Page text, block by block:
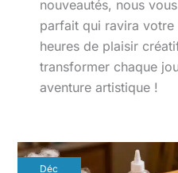
nouveautés, nous
parfait qui ravira
heures de plaisir
transformer chaque
aventure artistique !
Déc